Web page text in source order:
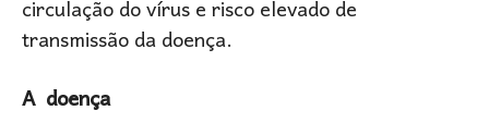
circulação do vírus e risco elevado de
transmissão da doença.
A doença